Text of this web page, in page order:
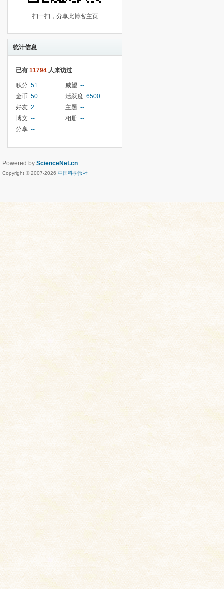
扫一扫，分享此博客主页
统计信息
已有 11794 人来访过
积分: 51 威望: --
金币: 50 活跃度: 6500
好友: 2 主题: --
博文: -- 相册: --
分享: --
Powered by ScienceNet.cn
Copyright © 2007-2026 中国科学报社